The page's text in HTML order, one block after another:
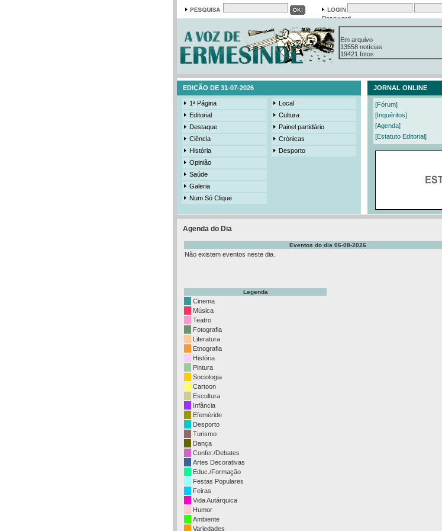
Password
Em arquivo
13558 notícias
19421 fotos
385 edições
EDIÇÃO DE 31-07-2026 JORNAL ONLINE
1ª Página
Editorial
Destaque
Ciência
História
Opinião
Saúde
Galeria
Num Só Clique
Local
Cultura
Painel partidário
Crónicas
Desporto
[Fórum]
[Inquéritos]
[Agenda]
[Estatuto Editorial]
Agenda do Dia
Eventos do dia 06-08-2026
Não existem eventos neste dia.
Legenda
Cinema
Música
Teatro
Fotografia
Literatura
Etnografia
História
Pintura
Sociologia
Cartoon
Escultura
Infância
Efeméride
Desporto
Turismo
Dança
Confer./Debates
Artes Decorativas
Educ./Formação
Festas Populares
Feiras
Vida Autárquica
Humor
Ambiente
Variedades